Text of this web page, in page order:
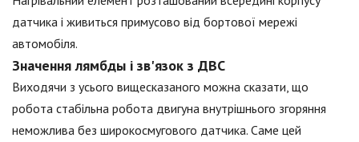
датчика і живиться примусово від бортової мережі
автомобіля.
Значення лямбды і зв'язок з ДВС
Виходячи з усього вищесказаного можна сказати, що
робота стабільна робота двигуна внутрішнього згоряння
неможлива без широкосмугового датчика. Саме цей